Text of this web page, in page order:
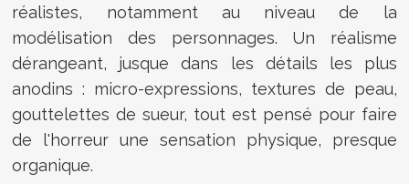
réalistes, notamment au niveau de la
modélisation des personnages. Un réalisme
dérangeant, jusque dans les détails les plus
anodins : micro-expressions, textures de peau,
gouttelettes de sueur, tout est pensé pour faire
de l'horreur une sensation physique, presque
organique.